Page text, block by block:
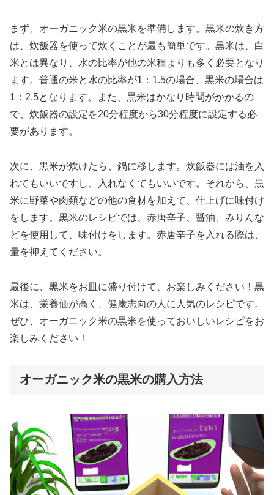
まず、オーガニック米の黒米を準備します。黒米の炊き方
は、炊飯器を使って炊くことが最も簡単です。黒米は、白
米とは異なり、水の比率が他の米種よりも多く必要となり
ます。普通の米と水の比率が1：1.5の場合、黒米の場合は
1：2.5となります。また、黒米はかなり時間がかかるの
で、炊飯器の設定を20分程度から30分程度に設定する必
要があります。
次に、黒米が炊けたら、鍋に移します。炊飯器には油を入
れてもいいですし、入れなくてもいいです。それから、黒
米に野菜や肉類などの他の食材を加えて、仕上げに味付け
をします。黒米のレシピでは、赤唐辛子、醤油、みりんな
どを使用して、味付けをします。赤唐辛子を入れる際は、
量を抑えてください。
最後に、黒米をお皿に盛り付けて、お楽しみください！黒
米は、栄養価が高く、健康志向の人に人気のレシピです。
ぜひ、オーガニック米の黒米を使っておいしいレシピをお
楽しみください！
オーガニック米の黒米の購入方法